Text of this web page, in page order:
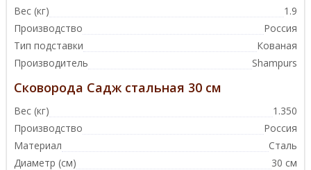
Вес (кг)
1.9
Производство
Россия
Тип подставки
Кованая
Производитель
Shampurs
Сковорода Садж стальная 30 см
Вес (кг)
1.350
Производство
Россия
Материал
Сталь
Диаметр (см)
30 см